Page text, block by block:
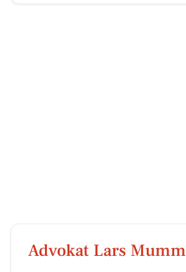
Advokat Lars Mumm